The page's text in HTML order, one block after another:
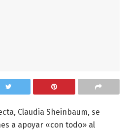
Claudia Sheinbaum, se
a apoyar «con todo» al